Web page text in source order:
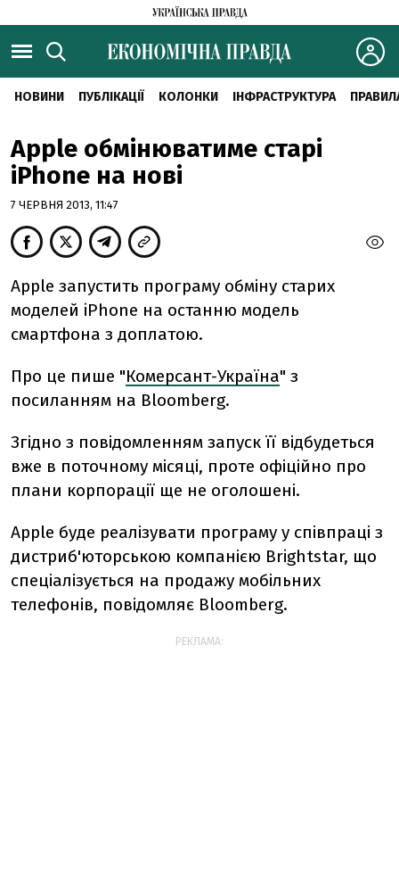
НОВИНИ ПУБЛІКАЦІЇ КОЛОНКИ ІНФРАСТРУКТУРА
Apple обмінюватиме старі
iPhone на нові
7 ЧЕРВНЯ 2013, 11:47
Apple запустить програму обміну старих
моделей iPhone на останню модель
смартфона з доплатою.
Про це пише "Комерсант-Україна" з
посиланням на Bloomberg.
Згідно з повідомленням запуск її відбудеться
вже в поточному місяці, проте офіційно про
плани корпорації ще не оголошені.
Apple буде реалізувати програму у співпраці з
дистриб'юторською компанією Brightstar, що
спеціалізується на продажу мобільних
телефонів, повідомляє Bloomberg.
РЕКЛАМА: